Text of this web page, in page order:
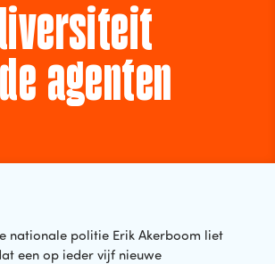
agenten
nationale politie Erik Akerboom liet
een op ieder vijf nieuwe